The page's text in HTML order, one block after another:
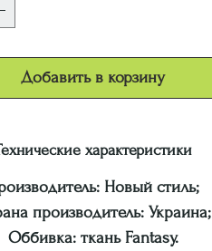
Добавить в корзину
характеристики
Новый стиль;
производитель: Украина;
Оббивка: ткань Fantasy.